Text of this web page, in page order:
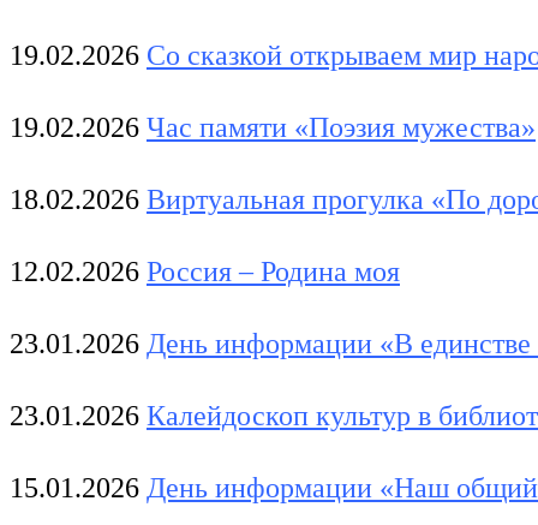
19.02.2026 Со сказкой открываем мир
19.02.2026 Час памяти «Поэзия мужества»
18.02.2026 Виртуальная прогулка «По
12.02.2026 Россия – Родина моя
23.01.2026 День информации «В единстве
23.01.2026 Калейдоскоп культур в
15.01.2026 День информации «Наш общий